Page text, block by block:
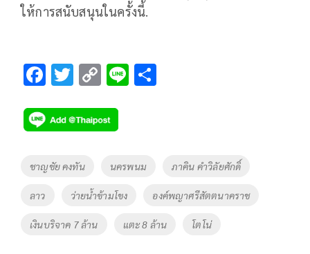
ให้การสนับสนุนในครั้งนี้.
F
e
b
o
T
tt
er
C
p
y
Li
n
k
Li
Tags
ชาญชัย คงทัน นครพนม ภาคิน คําวิลัยศักดิ์
ลาว ว่ายน้ำข้ามโขง องค์พญาศรีสัตตนาคราช
เงินบริจาค 7 ล้าน แตะ 8 ล้าน โตโน่